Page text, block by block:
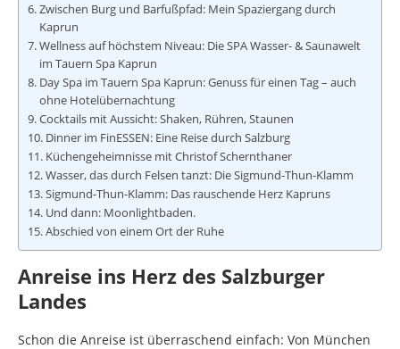
Zwischen Burg und Barfußpfad: Mein Spaziergang durch
Kaprun
Wellness auf höchstem Niveau: Die SPA Wasser- & Saunawelt
im Tauern Spa Kaprun
Day Spa im Tauern Spa Kaprun: Genuss für einen Tag – auch
ohne Hotelübernachtung
Cocktails mit Aussicht: Shaken, Rühren, Staunen
Dinner im FinESSEN: Eine Reise durch Salzburg
Küchengeheimnisse mit Christof Schernthaner
Wasser, das durch Felsen tanzt: Die Sigmund-Thun-Klamm
Sigmund-Thun-Klamm: Das rauschende Herz Kapruns
Und dann: Moonlightbaden.
Abschied von einem Ort der Ruhe
Anreise ins Herz des Salzburger
Landes
Schon die Anreise ist überraschend einfach: Von München